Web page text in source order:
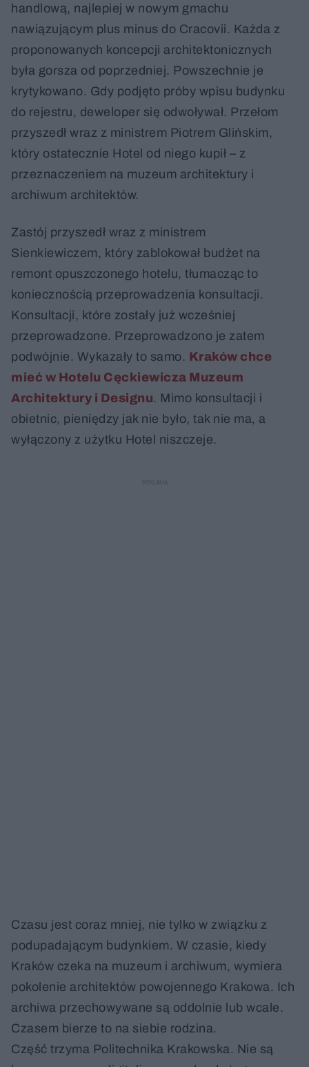
handlową, najlepiej w nowym gmachu
nawiązującym plus minus do Cracovii. Każda z
proponowanych koncepcji architektonicznych
była gorsza od poprzedniej. Powszechnie je
krytykowano. Gdy podjęto próby wpisu budynku
do rejestru, deweloper się odwoływał. Przełom
przyszedł wraz z ministrem Piotrem Glińskim,
który ostatecznie Hotel od niego kupił – z
przeznaczeniem na muzeum architektury i
archiwum architektów.
Zastój przyszedł wraz z ministrem
Sienkiewiczem, który zablokował budżet na
remont opuszczonego hotelu, tłumacząc to
koniecznością przeprowadzenia konsultacji.
Konsultacji, które zostały już wcześniej
przeprowadzone. Przeprowadzono je zatem
podwójnie. Wykazały to samo. Kraków chce
mieć w Hotelu Cęckiewicza Muzeum
Architektury i Designu. Mimo konsultacji i
obietnic, pieniędzy jak nie było, tak nie ma, a
wyłączony z użytku Hotel niszczeje.
Czasu jest coraz mniej, nie tylko w związku z
podupadającym budynkiem. W czasie, kiedy
Kraków czeka na muzeum i archiwum, wymiera
pokolenie architektów powojennego Krakowa. Ich
archiwa przechowywane są oddolnie lub wcale.
Czasem bierze to na siebie rodzina.
Część trzyma Politechnika Krakowska. Nie są